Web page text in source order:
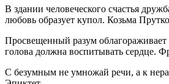
В здании человеческого счастья
любовь образует купол. Козьма
Просвещенный разум облагораживает
голова должна воспитывать сердце.
С безумным не умножай речи, а к